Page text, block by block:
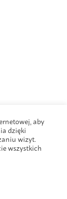
aby
dzięki
wizyt.
wszystkich